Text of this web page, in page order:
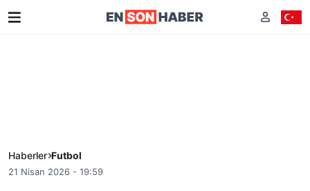
Haberler Futbol
21 Nisan 2026 - 19:59